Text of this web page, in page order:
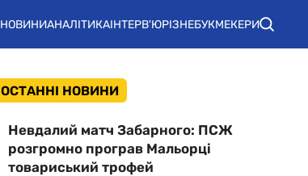
НОВИНИАНАЛІТИКАІНТЕРВ'ЮРІЗНЕБУКМЕКЕРИ
ОСТАННІ НОВИНИ
Невдалий матч Забарного: ПСЖ
розгромно програв Мальорці
товариський трофей